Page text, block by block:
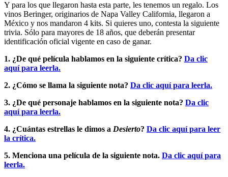
Y para los que llegaron hasta esta parte, les tenemos un regalo. Los
vinos Beringer, originarios de Napa Valley California, llegaron a
México y nos mandaron 4 kits. Si quieres uno, contesta la siguiente
trivia. Sólo para mayores de 18 años, que deberán presentar
identificación oficial vigente en caso de ganar.
1. ¿De qué película hablamos en la siguiente crítica? Da clic
aquí para leerla.
2. ¿Cómo se llama la siguiente nota? Da clic aquí para leerla.
3. ¿De qué personaje hablamos en la siguiente nota? Da clic
aquí para leerla.
4. ¿Cuántas estrellas le dimos a Desierto? Da clic aquí para leer
la crítica.
5. Menciona una película de la siguiente nota. Da clic aquí para
leerla.